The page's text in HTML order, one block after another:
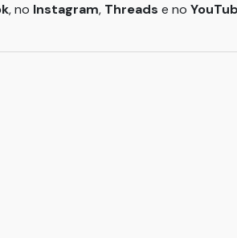
, no Instagram, Threads e no